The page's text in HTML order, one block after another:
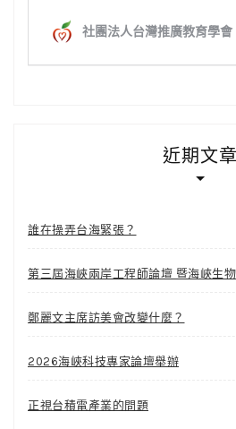
近期文章
誰在操弄台海緊張？
第三屆海峽兩岸工程師論壇 暨海峽生
鄭麗文主席訪美會改變什麼？
2026海峽科技專家論壇舉辦
正視台積電產業的問題